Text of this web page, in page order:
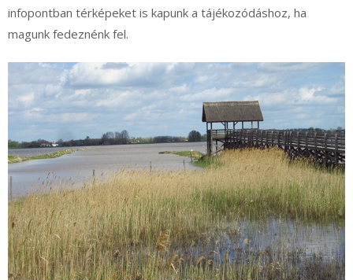
infopontban térképeket is kapunk a tájékozódáshoz, ha
magunk fedeznénk fel.